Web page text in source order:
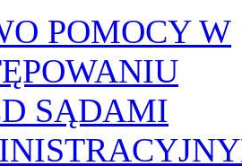
POMOCY W
SĄDAMI